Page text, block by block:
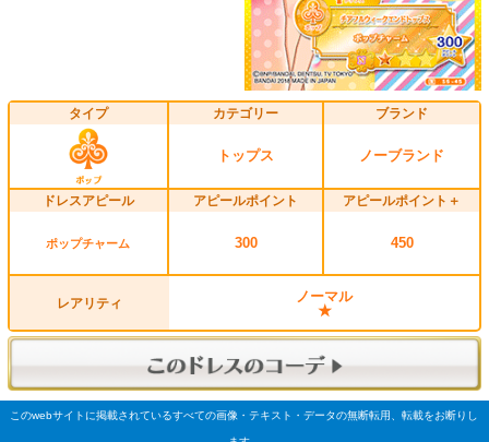
タイプ カテゴリー
トップス
ブランド
ノーブランド
ドレスアピール
ポップチャーム
アピールポイント
300
アピールポイント＋
450
レアリティ
ノーマル
★
このwebサイトに掲載されているすべての画像・テキスト・データの無断転用、転載をお断りし